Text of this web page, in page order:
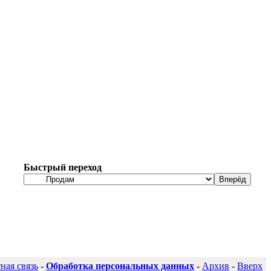
Быстрый переход
связь - Обработка персональных данных - Архив - Вверх